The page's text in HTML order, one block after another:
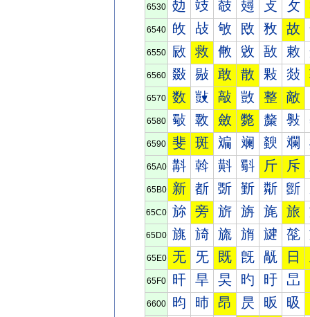
6530 攰 攱 攲 攳 攴 攵
6540 敀 敁 敂 敃 敄 故
6550 敐 救 敒 敓 敔 敕
6560 敠 敡 敢 散 敤 敥
6570 数 敱 敲 敳 整 敵
6580 斀 斁 斂 斃 斄 斅
6590 斐 斑 斒 斓 斔 斕
65A0 斠 斡 斢 斣 斤 斥
65B0 新 斱 斲 斳 斴 斵
65C0 旀 旁 旂 旃 旄 旅
65D0 旐 旑 旒 旓 旔 旕
65E0 无 旡 既 旣 旤 日
65F0 旰 旱 旲 旳 旴 旵
6600 昀 昁 昂 昃 昄 昅